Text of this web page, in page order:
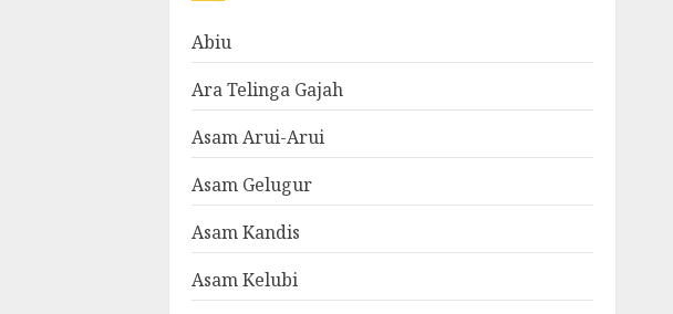
Abiu
Ara Telinga Gajah
Asam Arui-Arui
Asam Gelugur
Asam Kandis
Asam Kelubi